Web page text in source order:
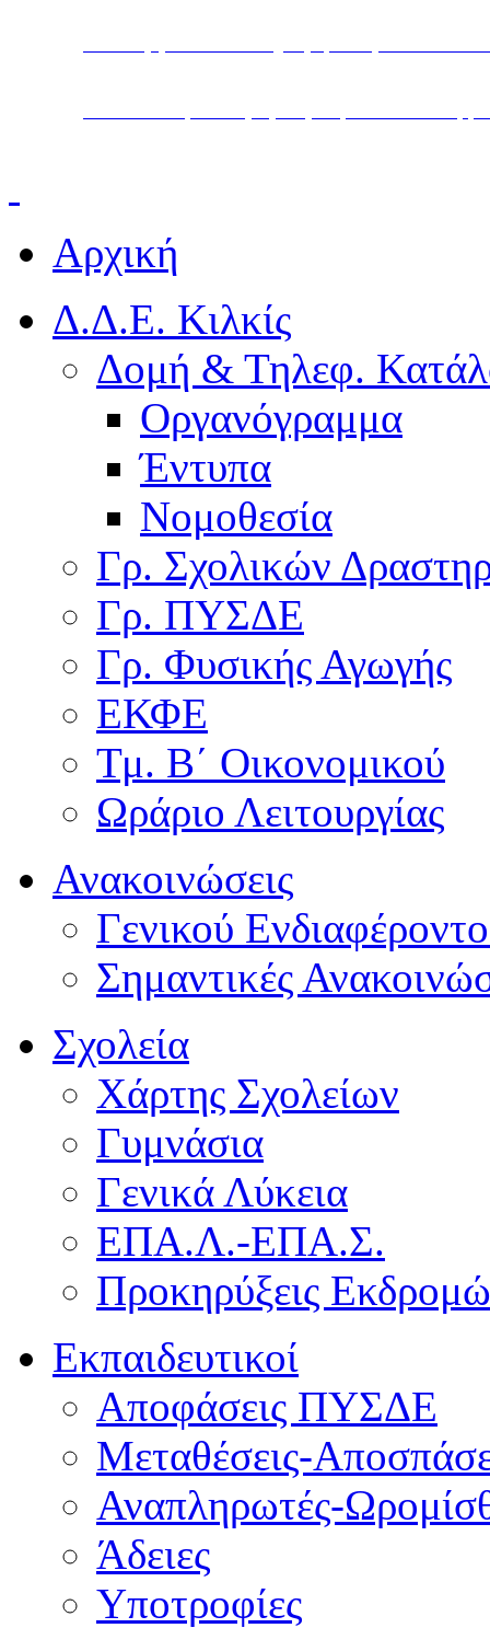
Αρχική
Δ.Δ.Ε. Κιλκίς
Δομή & Τηλεφ.
Οργανόγραμμα
Έντυπα
Νομοθεσία
Γρ. Σχολικών
Γρ. ΠΥΣΔΕ
Γρ. Φυσικής Αγωγής
ΕΚΦΕ
Τμ. Β΄ Οικονομικού
Ωράριο Λειτουργίας
Ανακοινώσεις
Γενικού
Σημαντικές
Σχολεία
Χάρτης Σχολείων
Γυμνάσια
Γενικά Λύκεια
ΕΠΑ.Λ.-ΕΠΑ.Σ.
Προκηρύξεις
Εκπαιδευτικοί
Αποφάσεις ΠΥΣΔΕ
Μεταθέσεις-
Αναπληρωτές-
Άδειες
Υποτροφίες